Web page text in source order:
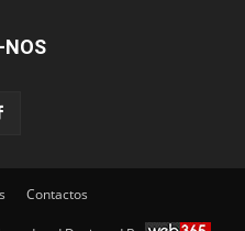
NOS
Contactos